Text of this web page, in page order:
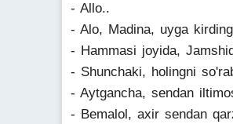
- Allo..
- Alo, Madina, uyga
- Hammasi joyida,
- Shunchaki, holingni
- Aytgancha, sendan
- Bemalol, axir sendan